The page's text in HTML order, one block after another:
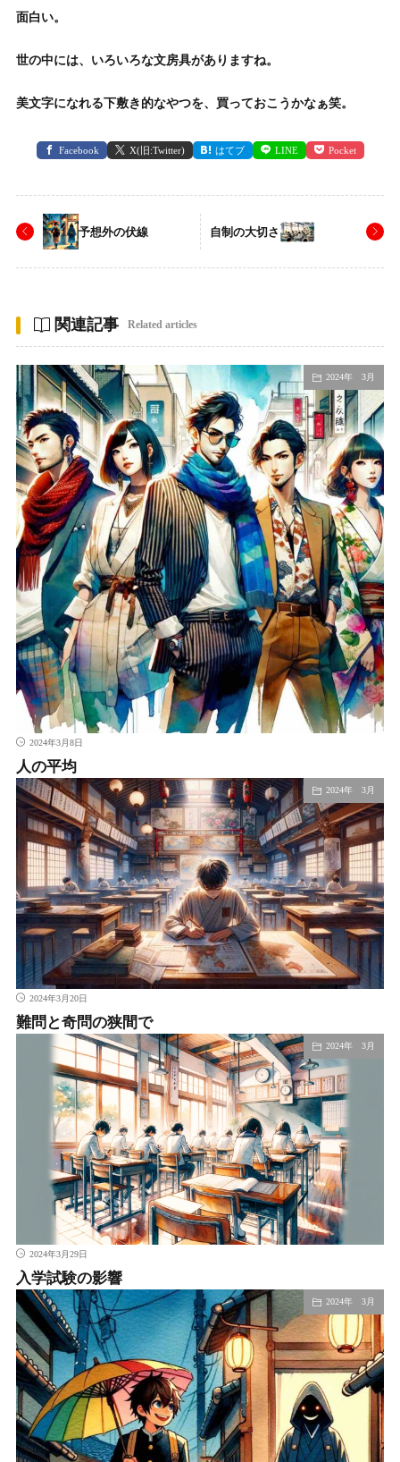
面白い。
世の中には、いろいろな文房具がありますね。
美文字になれる下敷き的なやつを、買っておこうかなぁ笑。
Facebook X(旧:Twitter) はてブ LINE Pocket
予想外の伏線 自制の大切さ
関連記事 Related articles
2024年 3月
2024年3月8日
人の平均
2024年 3月
2024年3月20日
難問と奇問の狭間で
2024年 3月
2024年3月29日
入学試験の影響
2024年 3月